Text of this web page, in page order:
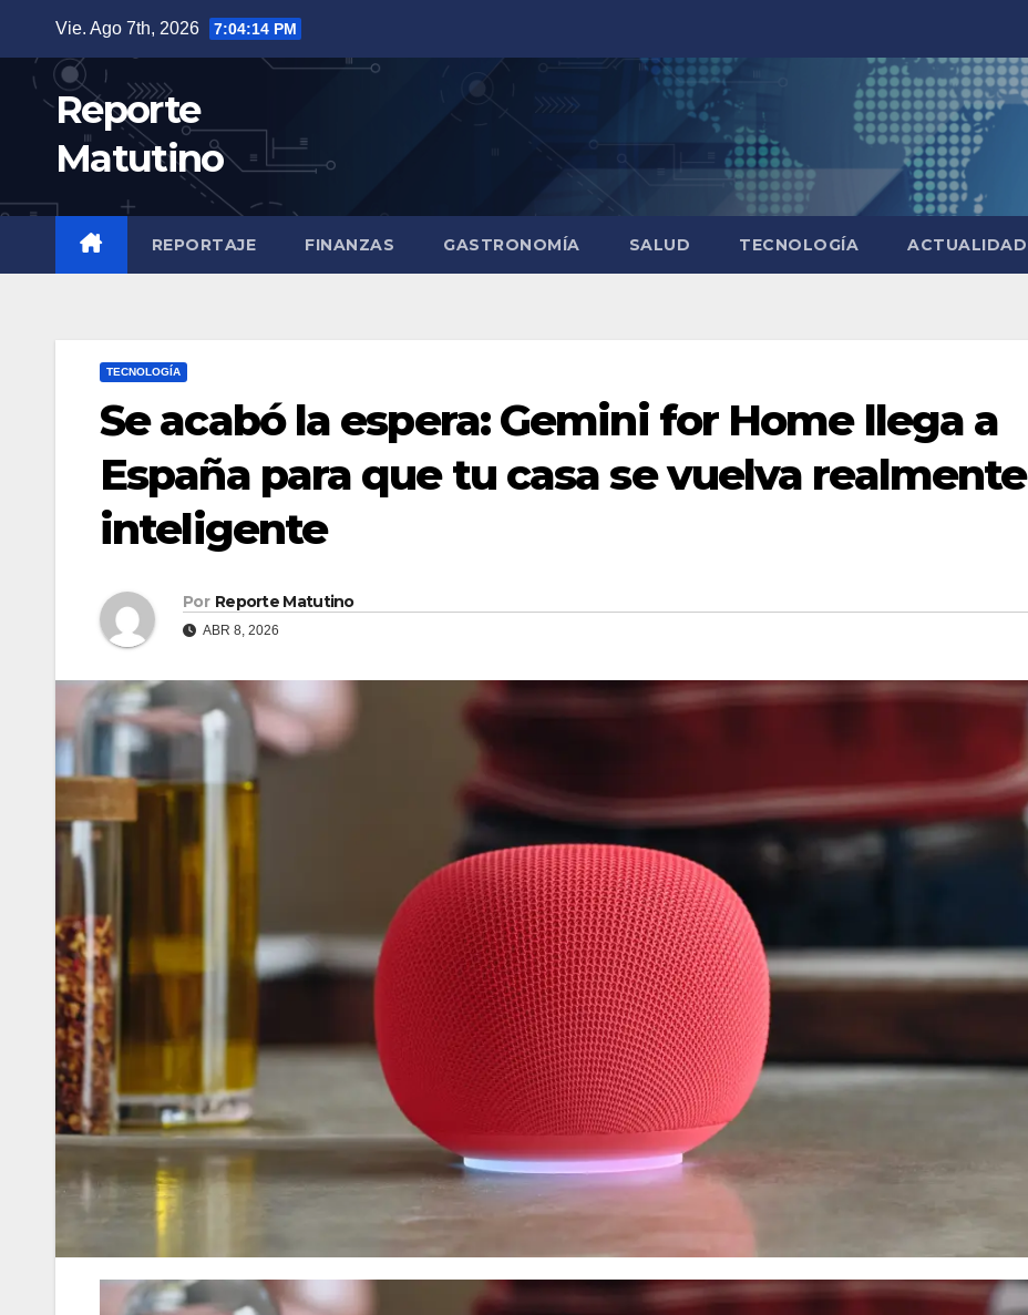
contenido
Vie. Ago 7th, 2026 7:04:16 PM
Reporte
Matutino
REPORTAJE FINANZAS GASTRONOMÍA SALUD TECNOLOGÍA ACTUALIDAD
TECNOLOGÍA
Se acabó la espera: Gemini for Home llega a
España para que tu casa se vuelva realmente
inteligente
Por Reporte Matutino
ABR 8, 2026